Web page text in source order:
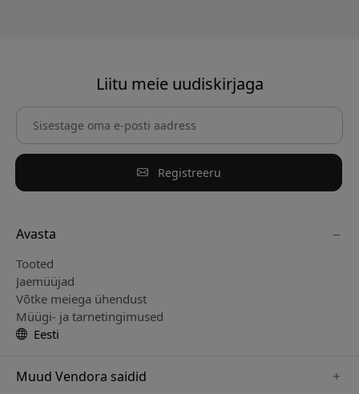
Liitu meie uudiskirjaga
Registreeru
Avasta
Tooted
Jaemüüjad
Võtke meiega ühendust
Müügi- ja tarnetingimused
Eesti
Muud Vendora saidid